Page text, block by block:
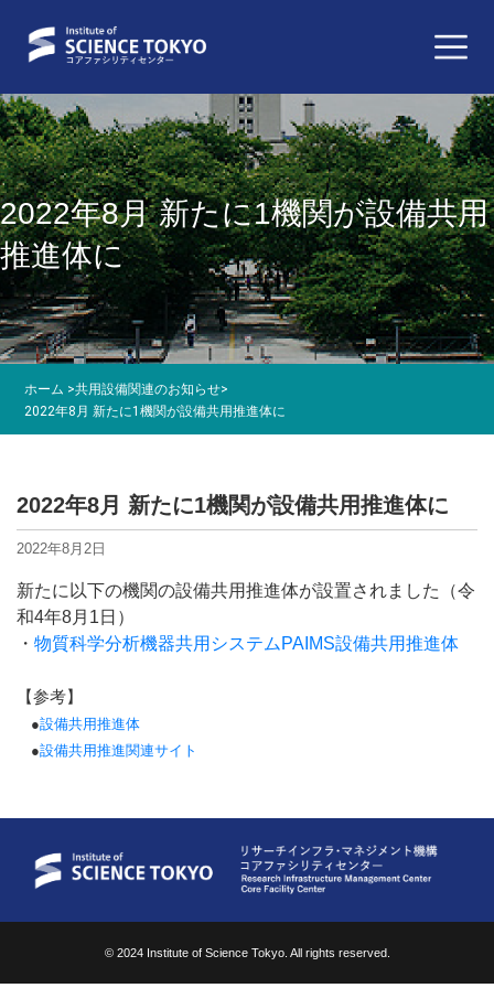
ホーム >共用設備関連のお知らせ>
2022年8月 新たに1機関が設備共用推進体に
2022年8月 新たに1機関が設備共用
推進体に
2022年8月 新たに1機関が設備共用推進体に
2022年8月2日
新たに以下の機関の設備共用推進体が設置されました（令
和4年8月1日）
・ 物質科学分析機器共用システムPAIMS設備共用推進体
【参考】
●設備共用推進体
●設備共用推進関連サイト
© 2024 Institute of Science Tokyo. All rights reserved.